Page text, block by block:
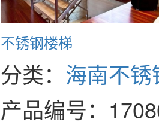
不锈钢楼梯
分类： 海南不锈
产品编号：